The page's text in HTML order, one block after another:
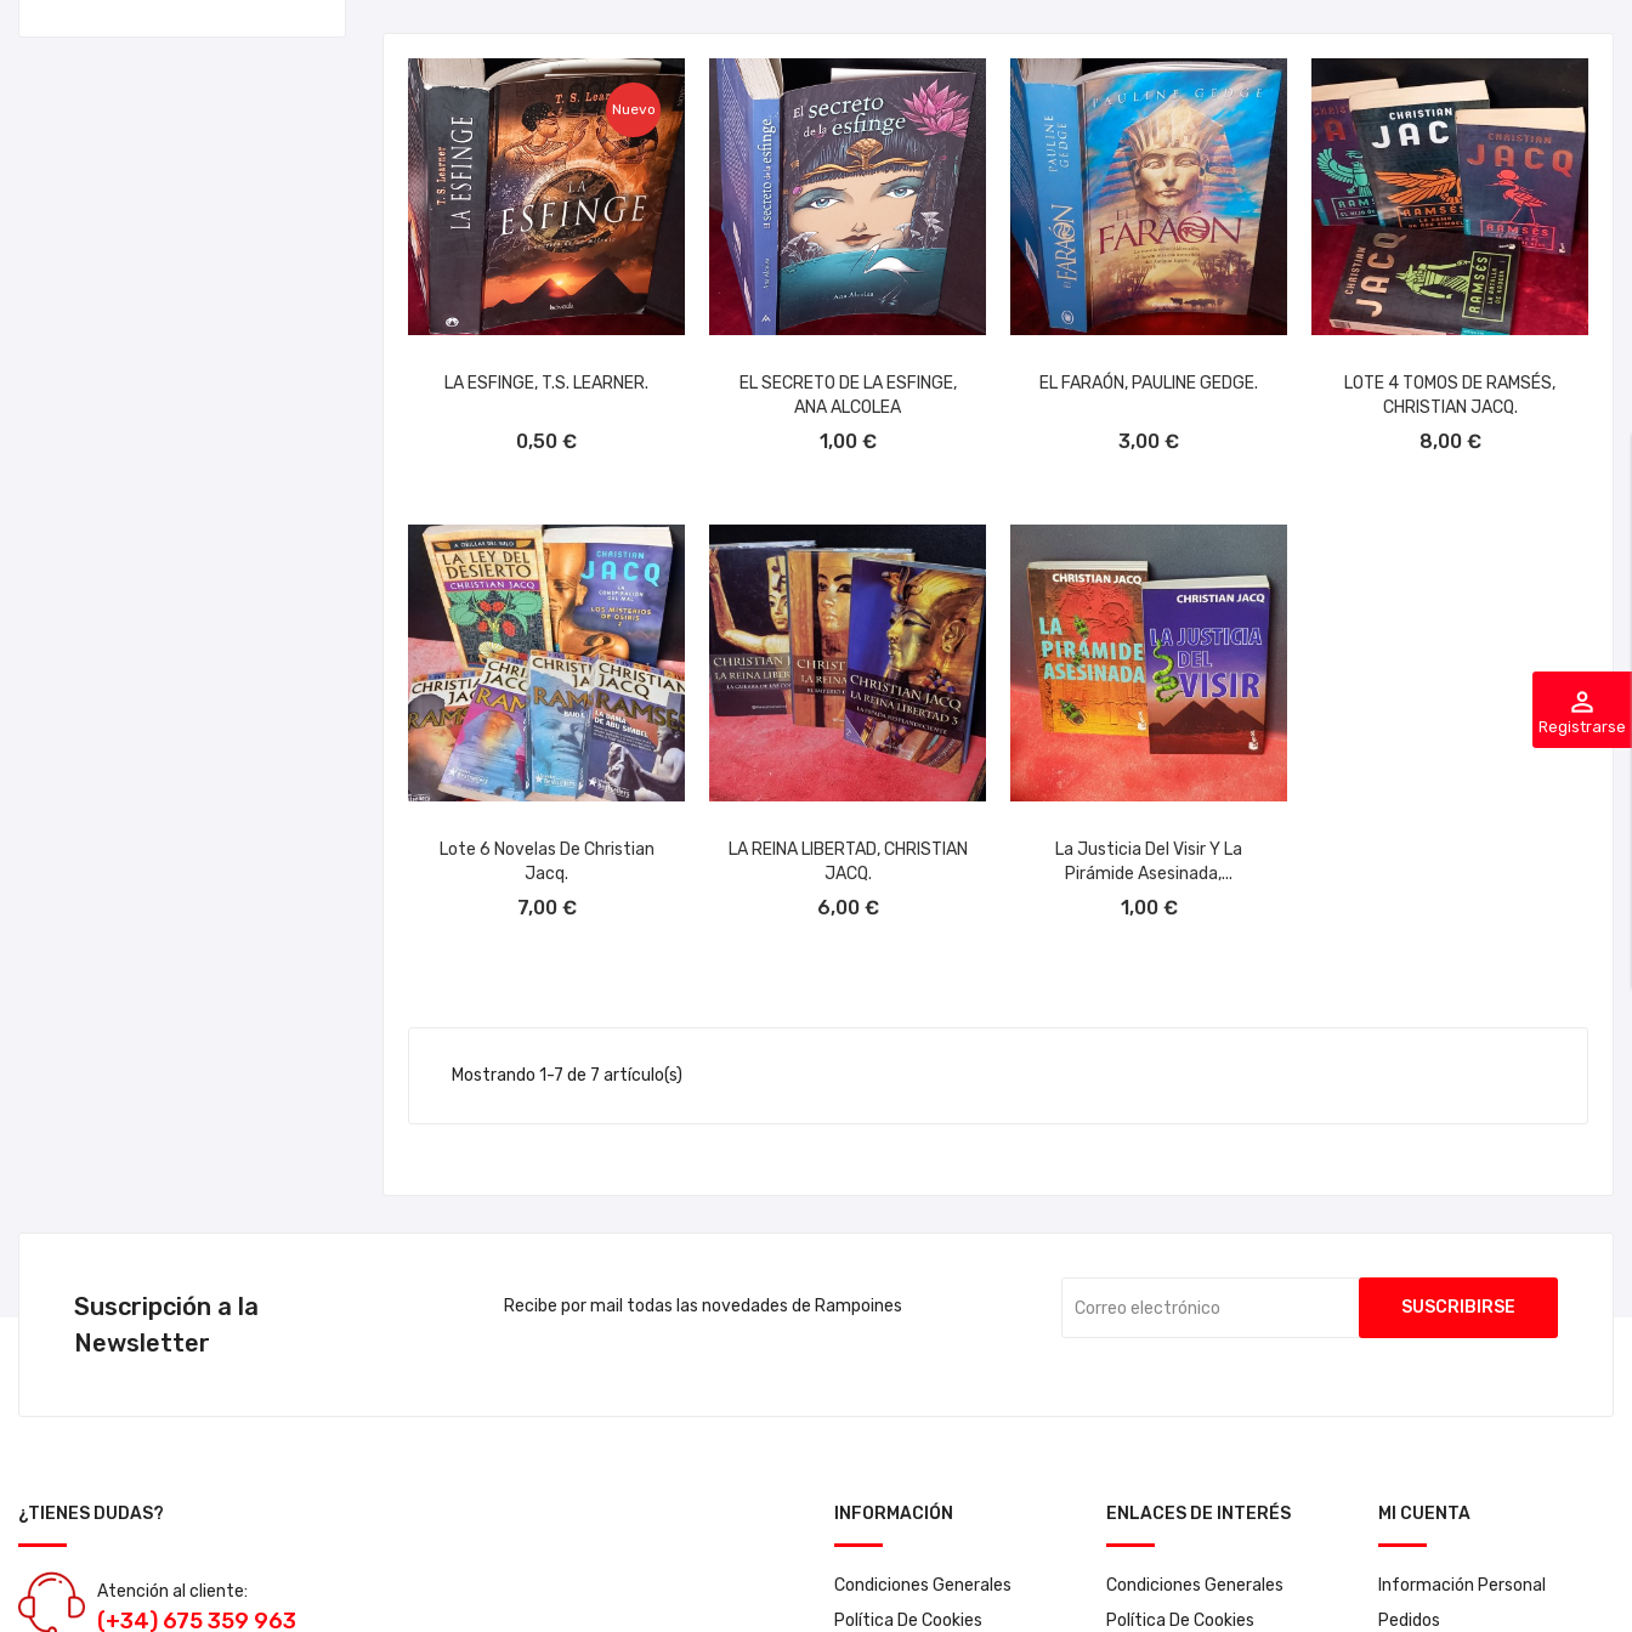
perm_identity
Registrarse
Nuevo
LA ESFINGE, T.S. LEARNER.
0,50 €
EL SECRETO DE LA ESFINGE,
ANA ALCOLEA
1,00 €
EL FARAÓN, PAULINE GEDGE.
3,00 €
LOTE 4 TOMOS DE RAMSÉS,
CHRISTIAN JACQ.
8,00 €
Lote 6 Novelas De Christian
Jacq.
7,00 €
LA REINA LIBERTAD, CHRISTIAN
JACQ.
6,00 €
La Justicia Del Visir Y La
Pirámide Asesinada,...
1,00 €
Mostrando 1-7 de 7 artículo(s)
Suscripción a la
Newsletter
Recibe por mail todas las novedades de Rampoines
¿TIENES DUDAS?
Atención al cliente:
(+34) 675 359 963
INFORMACIÓN
Condiciones Generales
Política De Cookies
ENLACES DE INTERÉS
Condiciones Generales
Política De Cookies
MI CUENTA
Información Personal
Pedidos